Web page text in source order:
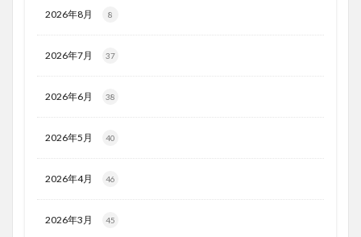
2026年8月 8
2026年7月 37
2026年6月 38
2026年5月 40
2026年4月 46
2026年3月 45